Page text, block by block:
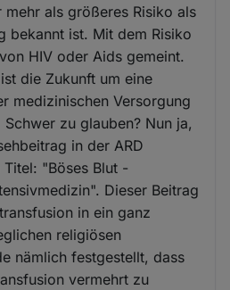
mehr als größeres Risiko als
bekannt ist. Mit dem Risiko
HIV oder Aids gemeint.
die Zukunft um eine
medizinischen Versorgung
zu glauben? Nun ja,
in der ARD
"Böses Blut -
Dieser Beitrag
in ein ganz
religiösen
nämlich festgestellt, dass
vermehrt zu